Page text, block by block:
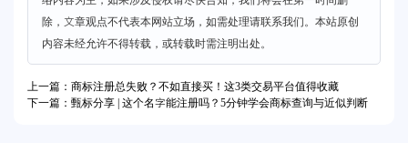
除，文章观点不代表本网站立场，如需处理请联系我们。本站原创
内容未经允许不得转载，或转载时需注明出处。
上一篇：商标注册总失败？不如直接买！这3类交易平台值得收藏
下一篇：甄标分享 | 这个名字能注册吗？5分钟学会商标查询与近似判断